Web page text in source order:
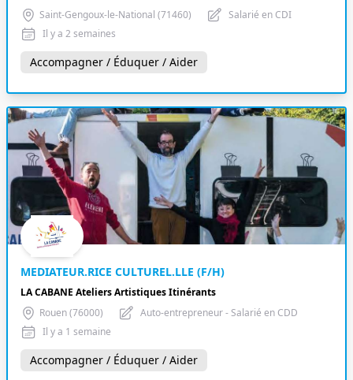
Saint-Gengoux-le-National (71460)
Salarié en CDI
Il y a 2 semaines
Accompagner / Éduquer / Aider
MEDIATEUR.RICE CULTUREL.LLE (F/H)
LA CABANE Ateliers Artistiques Itinérants
Rouen (76000)
Auto-entrepreneur - Salarié en CDD
Il y a 1 semaine
Accompagner / Éduquer / Aider